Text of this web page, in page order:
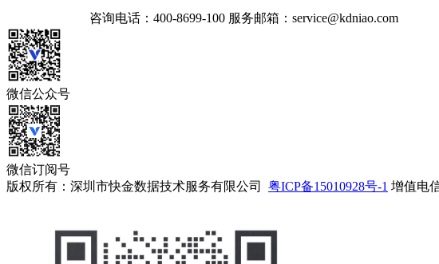
咨询电话： 400-8699-100 服务邮箱： service@kdniao.com
微信公众号
微信订阅号
版权所有：深圳市快金数据技术服务有限公司 粤ICP备15010928号-1 增值电